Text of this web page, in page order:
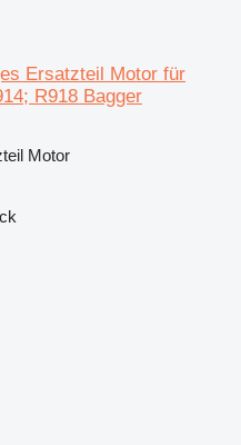
Ersatzteil Motor für
R918 Bagger
Motor